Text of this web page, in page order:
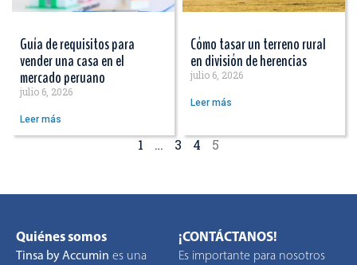
Guía de requisitos para
vender una casa en el
mercado peruano
julio 6, 2026
Leer más
Cómo tasar un terreno rural
en división de herencias
julio 6, 2026
Leer más
1 … 3 4 5
Quiénes somos
Tinsa by Accumin es una
¡CONTÁCTANOS!
Es importante para nosotros